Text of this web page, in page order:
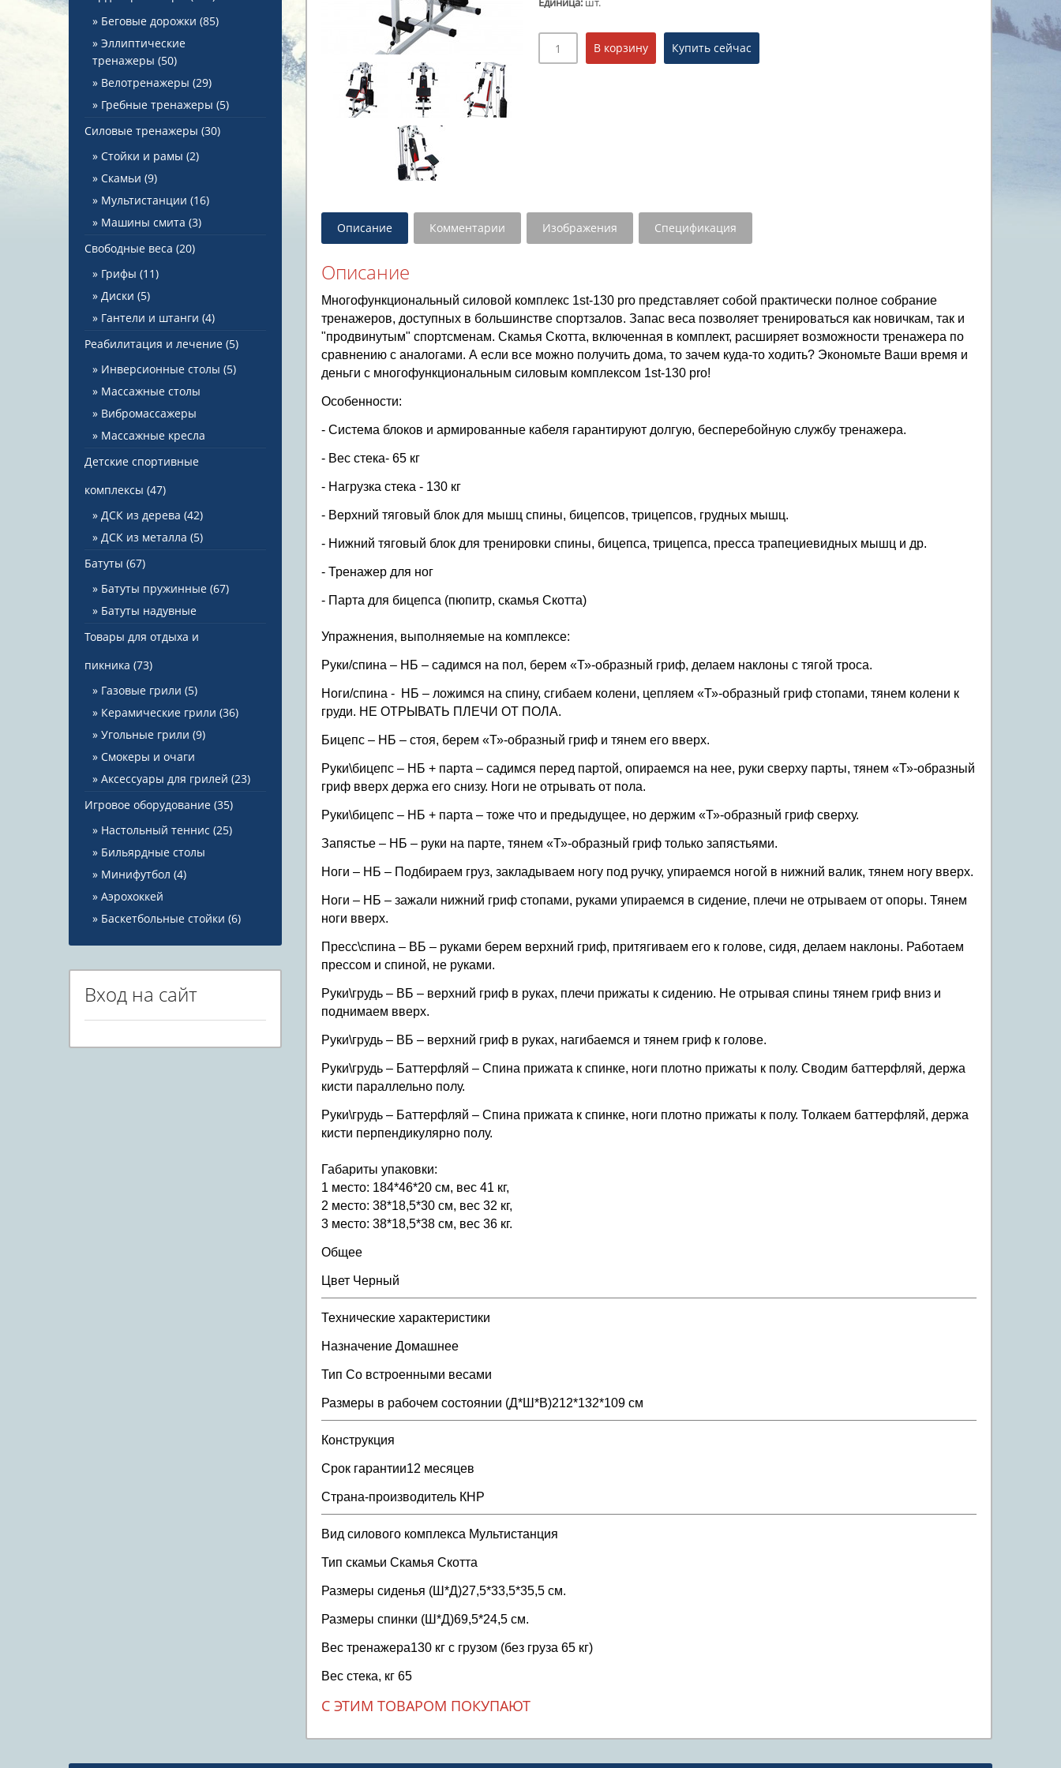
Беговые дорожки (85)
Эллиптические
тренажеры (50)
Велотренажеры (29)
Гребные тренажеры (5)
Силовые тренажеры (30)
Стойки и рамы (2)
Скамьи (9)
Мультистанции (16)
Машины смита (3)
Свободные веса (20)
Грифы (11)
Диски (5)
Гантели и штанги (4)
Реабилитация и лечение (5)
Инверсионные столы (5)
Массажные столы
Вибромассажеры
Массажные кресла
Детские спортивные
комплексы (47)
ДСК из дерева (42)
ДСК из металла (5)
Батуты (67)
Батуты пружинные (67)
Батуты надувные
Товары для отдыха и
пикника (73)
Газовые грили (5)
Керамические грили (36)
Угольные грили (9)
Смокеры и очаги
Аксессуары для грилей (23)
Игровое оборудование (35)
Настольный теннис (25)
Бильярдные столы
Минифутбол (4)
Аэрохоккей
Баскетбольные стойки (6)
Вход на сайт
Описание Комментарии Изображения Спецификация
Описание
Многофункциональный силовой комплекс 1st-130 pro представляет собой практически полное собрание
тренажеров, доступных в большинстве спортзалов. Запас веса позволяет тренироваться как новичкам, так и
"продвинутым" спортсменам. Скамья Скотта, включенная в комплект, расширяет возможности тренажера по
сравнению с аналогами. А если все можно получить дома, то зачем куда-то ходить? Экономьте Ваши время и
деньги с многофункциональным силовым комплексом 1st-130 pro!
Особенности:
- Система блоков и армированные кабеля гарантируют долгую, бесперебойную службу тренажера.
- Вес стека- 65 кг
- Нагрузка стека - 130 кг
- Верхний тяговый блок для мышц спины, бицепсов, трицепсов, грудных мышц.
- Нижний тяговый блок для тренировки спины, бицепса, трицепса, пресса трапециевидных мышц и др.
- Тренажер для ног
- Парта для бицепса (пюпитр, скамья Скотта)
Упражнения, выполняемые на комплексе:
Руки/спина – НБ – садимся на пол, берем «Т»-образный гриф, делаем наклоны с тягой троса.
Ноги/спина - НБ – ложимся на спину, сгибаем колени, цепляем «Т»-образный гриф стопами, тянем колени к
груди. НЕ ОТРЫВАТЬ ПЛЕЧИ ОТ ПОЛА.
Бицепс – НБ – стоя, берем «Т»-образный гриф и тянем его вверх.
Руки\бицепс – НБ + парта – садимся перед партой, опираемся на нее, руки сверху парты, тянем «Т»-образный
гриф вверх держа его снизу. Ноги не отрывать от пола.
Руки\бицепс – НБ + парта – тоже что и предыдущее, но держим «Т»-образный гриф сверху.
Запястье – НБ – руки на парте, тянем «Т»-образный гриф только запястьями.
Ноги – НБ – Подбираем груз, закладываем ногу под ручку, упираемся ногой в нижний валик, тянем ногу вверх.
Ноги – НБ – зажали нижний гриф стопами, руками упираемся в сидение, плечи не отрываем от опоры. Тянем
ноги вверх.
Пресс\спина – ВБ – руками берем верхний гриф, притягиваем его к голове, сидя, делаем наклоны. Работаем
прессом и спиной, не руками.
Руки\грудь – ВБ – верхний гриф в руках, плечи прижаты к сидению. Не отрывая спины тянем гриф вниз и
поднимаем вверх.
Руки\грудь – ВБ – верхний гриф в руках, нагибаемся и тянем гриф к голове.
Руки\грудь – Баттерфляй – Спина прижата к спинке, ноги плотно прижаты к полу. Сводим баттерфляй, держа
кисти параллельно полу.
Руки\грудь – Баттерфляй – Спина прижата к спинке, ноги плотно прижаты к полу. Толкаем баттерфляй, держа
кисти перпендикулярно полу.
Габариты упаковки:
1 место: 184*46*20 см, вес 41 кг,
2 место: 38*18,5*30 см, вес 32 кг,
3 место: 38*18,5*38 см, вес 36 кг.
Общее
Цвет Черный
Технические характеристики
Назначение Домашнее
Тип Со встроенными весами
Размеры в рабочем состоянии (Д*Ш*В)212*132*109 см
Конструкция
Срок гарантии12 месяцев
Страна-производитель КНР
Вид силового комплекса Мультистанция
Тип скамьи Скамья Скотта
Размеры сиденья (Ш*Д)27,5*33,5*35,5 см.
Размеры спинки (Ш*Д)69,5*24,5 см.
Вес тренажера130 кг с грузом (без груза 65 кг)
Вес стека, кг 65
С ЭТИМ ТОВАРОМ ПОКУПАЮТ